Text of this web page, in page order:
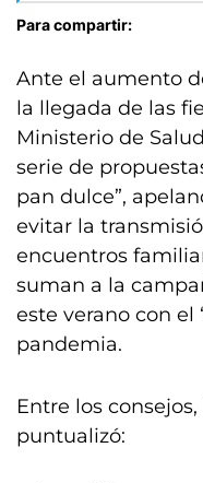
Para compartir:
Ante el aumento
la llegada de las
Ministerio de
serie de
pan dulce”,
evitar la
encuentros
suman a la
este verano con el
pandemia.
Entre los
puntualizó: